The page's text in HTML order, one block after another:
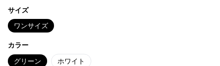
サイズ
ワンサイズ
カラー
グリーン ホワイト